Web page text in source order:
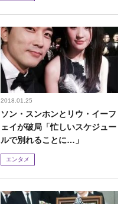
2018.01.25
ソン・スンホンとリウ・イーフ
ェイが破局「忙しいスケジュー
ルで別れることに…」
エンタメ